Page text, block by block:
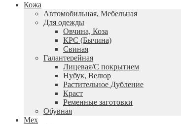
Кожа
Автомобильная, Мебельная
Для одежды
Овчина, Коза
КРС (Бычина)
Свиная
Галантерейная
Лицевая/С покрытием
Нубук, Велюр
Растительное Дубление
Краст
Ременные заготовки
Обувная
Мех